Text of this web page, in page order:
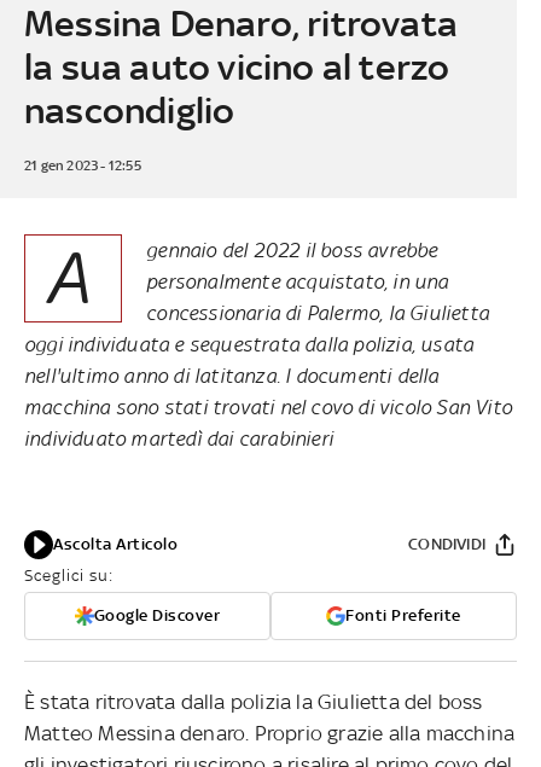
Messina Denaro, ritrovata
la sua auto vicino al terzo
nascondiglio
21 gen 2023 - 12:55
A
gennaio del 2022 il boss avrebbe
personalmente acquistato, in una
concessionaria di Palermo, la Giulietta
oggi individuata e sequestrata dalla polizia, usata
nell'ultimo anno di latitanza. I documenti della
macchina sono stati trovati nel covo di vicolo San Vito
individuato martedì dai carabinieri
Ascolta Articolo
Sceglici su:
Google Discover Fonti Preferite
CONDIVIDI
È stata ritrovata dalla polizia la Giulietta del boss
Matteo Messina denaro. Proprio grazie alla macchina